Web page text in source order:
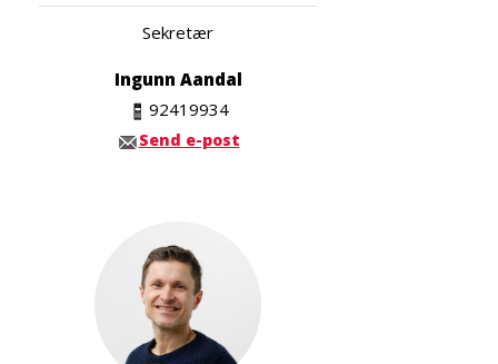
Sekretær
Ingunn Aandal
92419934
Send e-post